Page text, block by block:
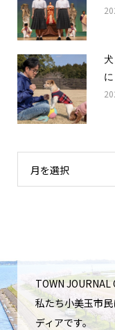
月を選択
TOWN JOURNAL
私たち小美玉市
ディアです。